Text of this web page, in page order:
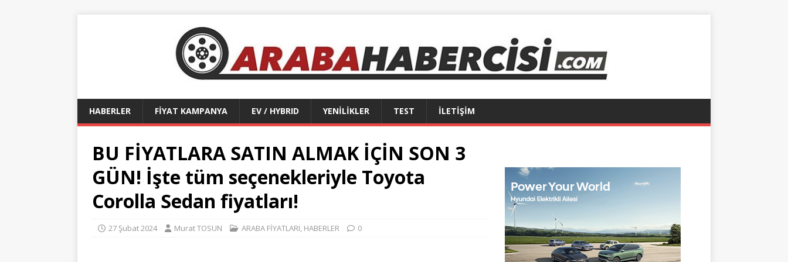
HABERLER FİYAT KAMPANYA EV / HYBRID YENİLİKLER TEST İLETİŞİM
BU FİYATLARA SATIN ALMAK İÇİN SON 3
GÜN! İşte tüm seçenekleriyle Toyota
Corolla Sedan fiyatları!
27 Şubat 2024 Murat TOSUN ARABA FİYATLARI, HABERLER 0